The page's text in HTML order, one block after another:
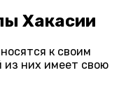
Хакасии
к своим
из них имеет свою